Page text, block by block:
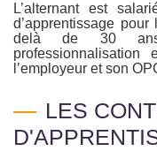
L’alternant est
d’apprentissage
delà de 30
l’employeur et son
LES